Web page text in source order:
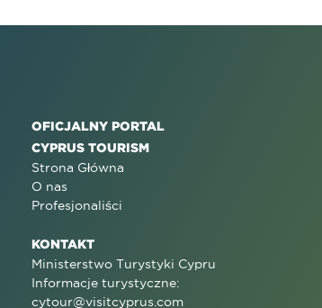
OFICJALNY PORTAL
CYPRUS TOURISM
Strona Główna
O nas
Profesjonaliści
KONTAKT
Ministerstwo Turystyki Cypru
Informacje turystyczne:
cytour@visitcyprus.com